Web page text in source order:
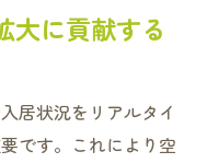
大に貢献する
居状況をリアルタイ
です。これにより空